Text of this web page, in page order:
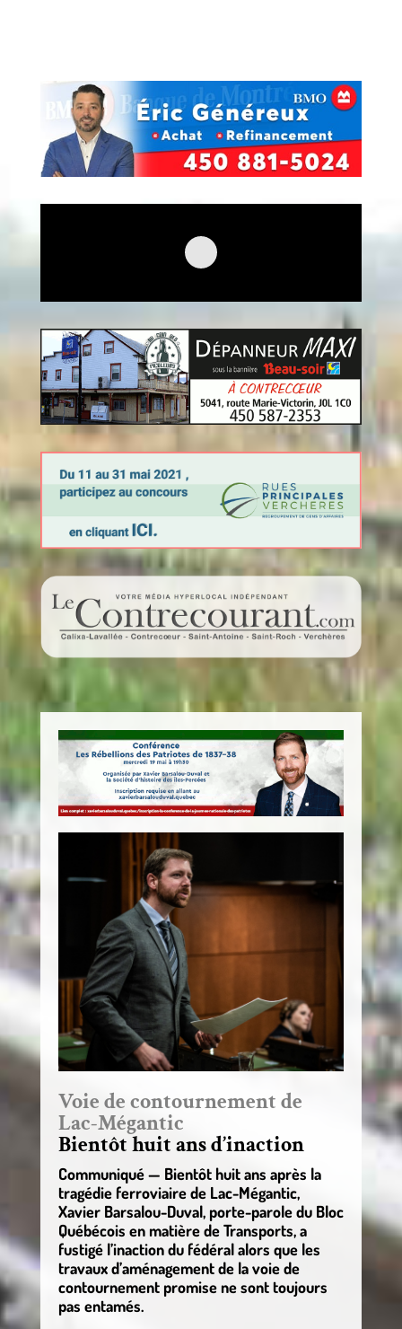
Voie de contournement de
Lac-Mégantic
Bientôt huit ans d’inaction
Communiqué — Bientôt huit ans après la
tragédie ferroviaire de Lac-Mégantic,
Xavier Barsalou-Duval, porte-parole du Bloc
Québécois en matière de Transports, a
fustigé l’inaction du fédéral alors que les
travaux d’aménagement de la voie de
contournement promise ne sont toujours
pas entamés.